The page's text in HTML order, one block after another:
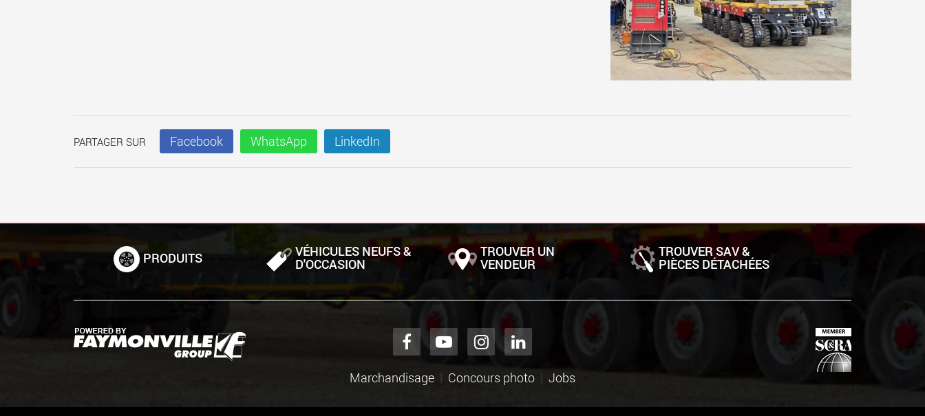
PARTAGER SUR Facebook WhatsApp LinkedIn
PRODUITS VÉHICULES NEUFS &
D'OCCASION
TROUVER UN
VENDEUR
TROUVER SAV &
PIÈCES DÉTACHÉES
Marchandisage Concours photo Jobs